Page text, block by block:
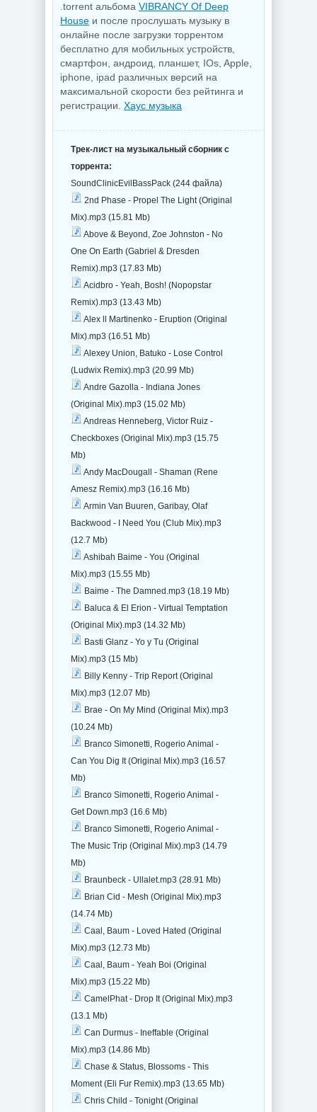
.torrent альбома VIBRANCY Of Deep
House и после прослушать музыку в
онлайне после загрузки торрентом
бесплатно для мобильных устройств,
смартфон, андроид, планшет, IOs, Apple,
iphone, ipad различных версий на
максимальной скорости без рейтинга и
регистрации. Хаус музыка
Трек-лист на музыкальный сборник с
торрента:
SoundClinicEvilBassPack (244 файла)
2nd Phase - Propel The Light (Original
Mix).mp3 (15.81 Mb)
Above & Beyond, Zoe Johnston - No
One On Earth (Gabriel & Dresden
Remix).mp3 (17.83 Mb)
Acidbro - Yeah, Bosh! (Nopopstar
Remix).mp3 (13.43 Mb)
Alex ll Martinenko - Eruption (Original
Mix).mp3 (16.51 Mb)
Alexey Union, Batuko - Lose Control
(Ludwix Remix).mp3 (20.99 Mb)
Andre Gazolla - Indiana Jones
(Original Mix).mp3 (15.02 Mb)
Andreas Henneberg, Victor Ruiz -
Checkboxes (Original Mix).mp3 (15.75
Mb)
Andy MacDougall - Shaman (Rene
Amesz Remix).mp3 (16.16 Mb)
Armin Van Buuren, Garibay, Olaf
Backwood - I Need You (Club Mix).mp3
(12.7 Mb)
Ashibah Baime - You (Original
Mix).mp3 (15.55 Mb)
Baime - The Damned.mp3 (18.19 Mb)
Baluca & El Erion - Virtual Temptation
(Original Mix).mp3 (14.32 Mb)
Basti Glanz - Yo y Tu (Original
Mix).mp3 (15 Mb)
Billy Kenny - Trip Report (Original
Mix).mp3 (12.07 Mb)
Brae - On My Mind (Original Mix).mp3
(10.24 Mb)
Branco Simonetti, Rogerio Animal -
Can You Dig It (Original Mix).mp3 (16.57
Mb)
Branco Simonetti, Rogerio Animal -
Get Down.mp3 (16.6 Mb)
Branco Simonetti, Rogerio Animal -
The Music Trip (Original Mix).mp3 (14.79
Mb)
Braunbeck - Ullalet.mp3 (28.91 Mb)
Brian Cid - Mesh (Original Mix).mp3
(14.74 Mb)
Caal, Baum - Loved Hated (Original
Mix).mp3 (12.73 Mb)
Caal, Baum - Yeah Boi (Original
Mix).mp3 (15.22 Mb)
CamelPhat - Drop It (Original Mix).mp3
(13.1 Mb)
Can Durmus - Ineffable (Original
Mix).mp3 (14.86 Mb)
Chase & Status, Blossoms - This
Moment (Eli Fur Remix).mp3 (13.65 Mb)
Chris Child - Tonight (Original